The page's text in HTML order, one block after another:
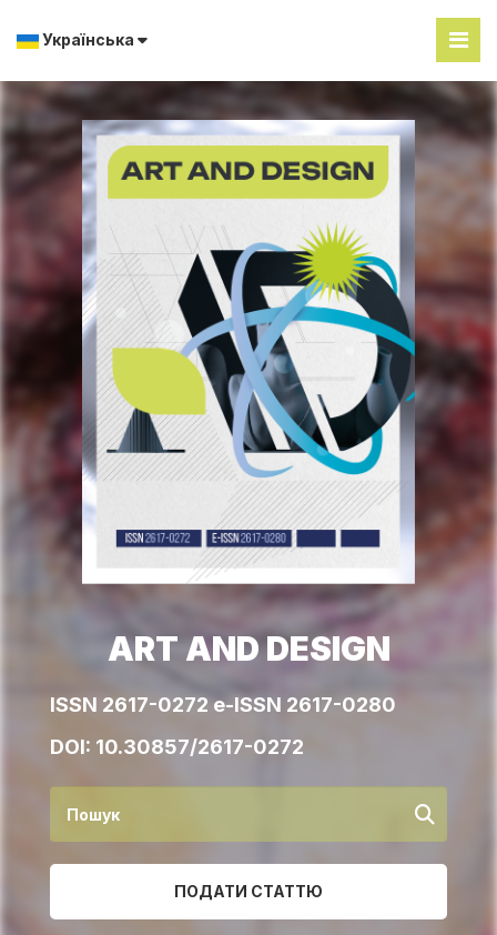
Українська
ART AND DESIGN
ISSN 2617-0272 e-ISSN 2617-0280
DOI: 10.30857/2617-0272
ПОДАТИ СТАТТЮ